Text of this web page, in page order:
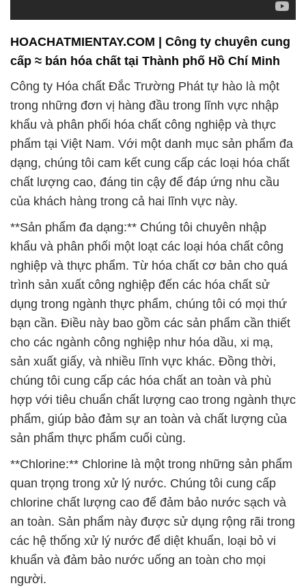
HOACHATMIENTAY.COM | Công ty chuyên cung
cấp ≈ bán hóa chất tại Thành phố Hồ Chí Minh
Công ty Hóa chất Đắc Trường Phát tự hào là một
trong những đơn vị hàng đầu trong lĩnh vực nhập
khẩu và phân phối hóa chất công nghiệp và thực
phẩm tại Việt Nam. Với một danh mục sản phẩm đa
dạng, chúng tôi cam kết cung cấp các loại hóa chất
chất lượng cao, đáng tin cậy để đáp ứng nhu cầu
của khách hàng trong cả hai lĩnh vực này.
**Sản phẩm đa dạng:** Chúng tôi chuyên nhập
khẩu và phân phối một loạt các loại hóa chất công
nghiệp và thực phẩm. Từ hóa chất cơ bản cho quá
trình sản xuất công nghiệp đến các hóa chất sử
dụng trong ngành thực phẩm, chúng tôi có mọi thứ
bạn cần. Điều này bao gồm các sản phẩm cần thiết
cho các ngành công nghiệp như hóa dầu, xi mạ,
sản xuất giấy, và nhiều lĩnh vực khác. Đồng thời,
chúng tôi cung cấp các hóa chất an toàn và phù
hợp với tiêu chuẩn chất lượng cao trong ngành thực
phẩm, giúp bảo đảm sự an toàn và chất lượng của
sản phẩm thực phẩm cuối cùng.
**Chlorine:** Chlorine là một trong những sản phẩm
quan trọng trong xử lý nước. Chúng tôi cung cấp
chlorine chất lượng cao để đảm bảo nước sạch và
an toàn. Sản phẩm này được sử dụng rộng rãi trong
các hệ thống xử lý nước để diệt khuẩn, loại bỏ vi
khuẩn và đảm bảo nước uống an toàn cho mọi
người.